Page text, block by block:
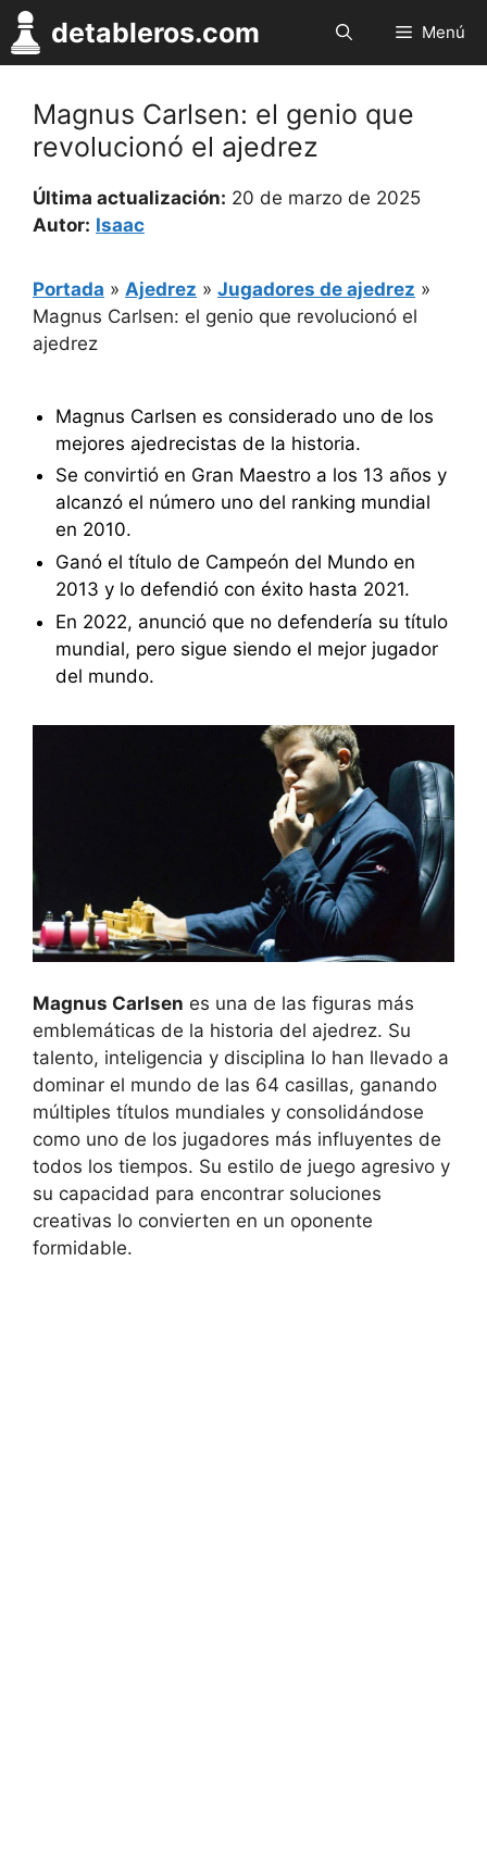
Saltar
al
contenido
detableros.com Menú
Magnus Carlsen: el genio que
revolucionó el ajedrez
Última actualización: 20 de marzo de 2025
Autor: Isaac
Portada » Ajedrez » Jugadores de ajedrez »
Magnus Carlsen: el genio que revolucionó el
ajedrez
Magnus Carlsen es considerado uno de los
mejores ajedrecistas de la historia.
Se convirtió en Gran Maestro a los 13 años y
alcanzó el número uno del ranking mundial
en 2010.
Ganó el título de Campeón del Mundo en
2013 y lo defendió con éxito hasta 2021.
En 2022, anunció que no defendería su título
mundial, pero sigue siendo el mejor jugador
del mundo.
Magnus Carlsen es una de las figuras más
emblemáticas de la historia del ajedrez. Su
talento, inteligencia y disciplina lo han llevado a
dominar el mundo de las 64 casillas, ganando
múltiples títulos mundiales y consolidándose
como uno de los jugadores más influyentes de
todos los tiempos. Su estilo de juego agresivo y
su capacidad para encontrar soluciones
creativas lo convierten en un oponente
formidable.